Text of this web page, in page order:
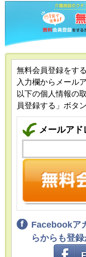
無料会員登録をす
入力欄からメール
以下の個人情報の
員登録する」ボタ
メールア
Facebookア
らからも登録